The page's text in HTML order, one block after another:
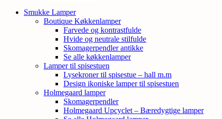
Smukke Lamper
Boutique Køkkenlamper
Farvede og kontrastfulde
Hvide og neutrale stilfulde
Skomagerpendler antikke
Se alle køkkenlamper
Lamper til spisestuen
Lysekroner til spisestue – hall m.m
Design ikoniske lamper til spisestuen
Holmegaard lamper
Skomagerpendler
Holmegaard Upcyclet – Bæredygtige lamper